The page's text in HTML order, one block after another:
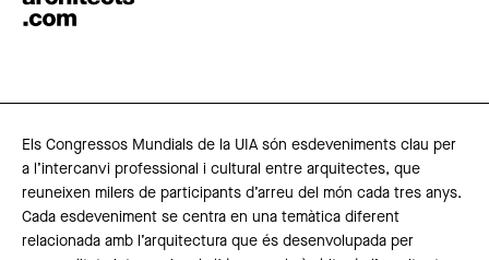
Els Congressos Mundials de la UIA són esdeveniments clau per
a l’intercanvi professional i cultural entre arquitectes, que
reuneixen milers de participants d’arreu del món cada tres anys.
Cada esdeveniment se centra en una temàtica diferent
relacionada amb l’arquitectura que és desenvolupada per